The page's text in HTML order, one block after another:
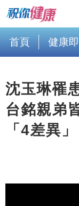
首頁 健康
沈玉琳罹
台銘親弟
「4差異」